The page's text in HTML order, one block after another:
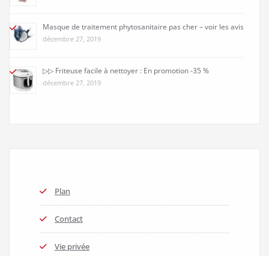
Masque de traitement phytosanitaire pas cher – voir les avis
décembre 27, 2019
▷▷ Friteuse facile à nettoyer : En promotion -35 %
décembre 27, 2019
Plan
Contact
Vie privée